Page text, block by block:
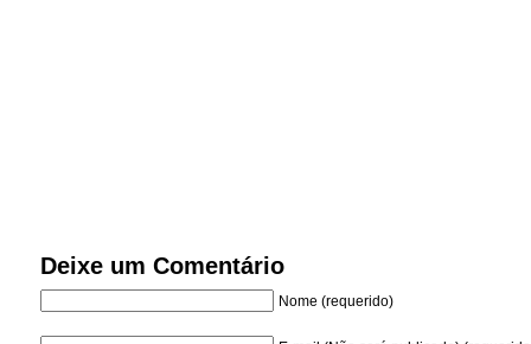
Deixe um Comentário
Nome (requerido)